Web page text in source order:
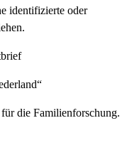
identifizierte oder
die Familienforschung.